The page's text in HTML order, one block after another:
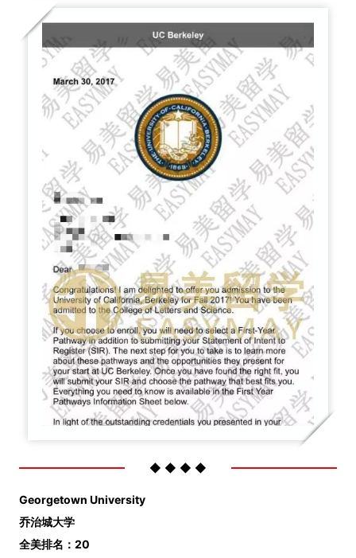
◆ ◆ ◆ ◆
Georgetown University
乔治城大学
全美排名：20